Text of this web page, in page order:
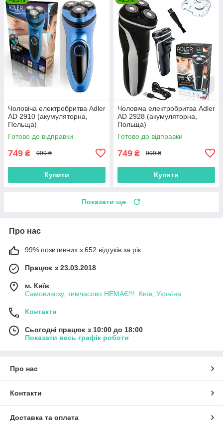
Чоловіча електробритва Adler
AD 2910 (акумуляторна,
Польща)
Готово до відправки
749 ₴ 999 ₴
Купити
Чоловіча електробритва Adler
AD 2928 (акумуляторна,
Польща)
Готово до відправки
749 ₴ 999 ₴
Купити
Показати ще
Про нас
99% позитивних з 652 відгуків за рік
Працює з 23.03.2018
м. Київ
Самовивозу, тимчасово НЕМАЄ!!!, Київ, Україна
Контакти
Сьогодні працює з 10:00 до 18:00
Показати весь графік роботи
Про нас
Контакти
Доставка та оплата